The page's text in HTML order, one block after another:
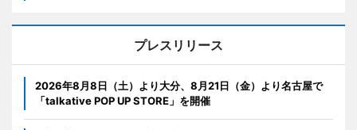
プレスリリース
2026年8月8日（土）より大分、8月21日（金）より名古屋で
「talkative POP UP STORE」を開催